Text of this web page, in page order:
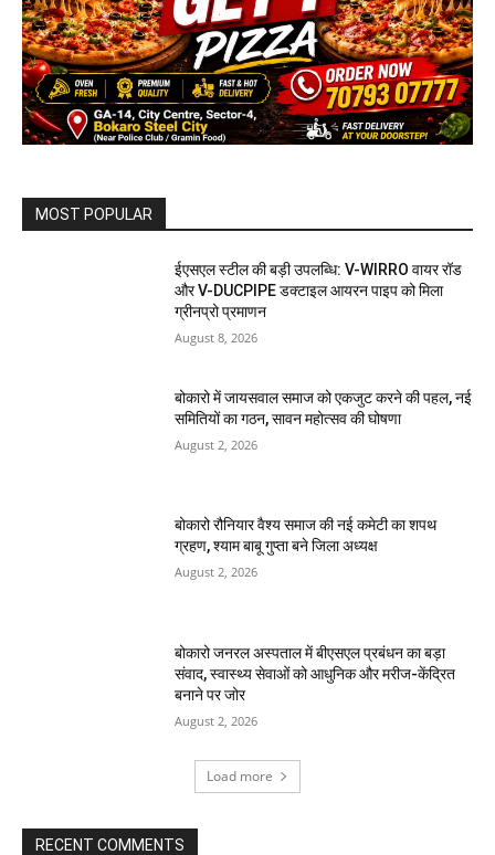
MOST POPULAR
ईएसएल स्टील की बड़ी उपलब्धि: V-WIRRO वायर रॉड
और V-DUCPIPE डक्टाइल आयरन पाइप को मिला
ग्रीनप्रो प्रमाणन
August 8, 2026
बोकारो में जायसवाल समाज को एकजुट करने की पहल, नई
समितियों का गठन, सावन महोत्सव की घोषणा
August 2, 2026
बोकारो रौनियार वैश्य समाज की नई कमेटी का शपथ
ग्रहण, श्याम बाबू गुप्ता बने जिला अध्यक्ष
August 2, 2026
बोकारो जनरल अस्पताल में बीएसएल प्रबंधन का बड़ा
संवाद, स्वास्थ्य सेवाओं को आधुनिक और मरीज-केंद्रित
बनाने पर जोर
August 2, 2026
Load more
RECENT COMMENTS